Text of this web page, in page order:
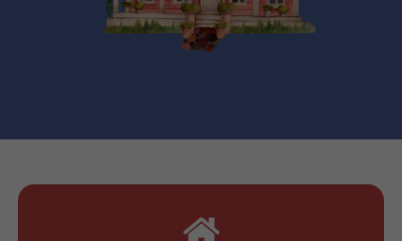
We offer support for our customers
Mon - Fri 8:00am - 5:00pm(GMT +1)
San Francisco, CA 94102